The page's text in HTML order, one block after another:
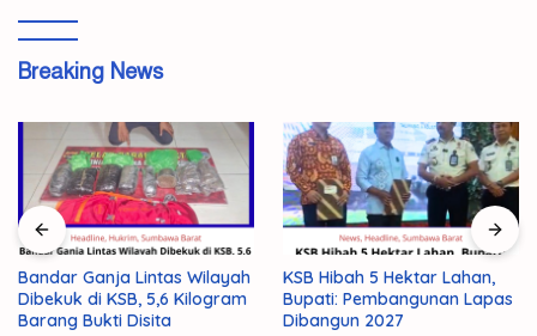
Breaking News
KSB Hibah 5 Hektar Lahan,
Bupati: Pembangunan Lapas
Dibangun 2027
AMMAN Perkuat Sinergi dan
Komunikasi Terbuka dengan
Masyarakat KSB